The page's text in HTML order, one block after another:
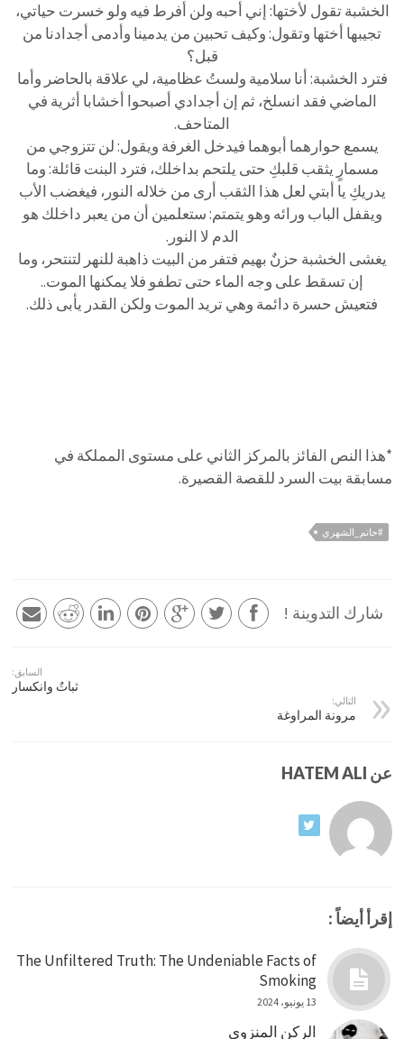
الخشبة تقول لأختها: إني أحبه ولن أفرط فيه ولو خسرت حياتي،
تجيبها أختها وتقول: وكيف تحبين من يدمينا وأدمى أجدادنا من
قبل؟
فترد الخشبة: أنا سلامية ولستُ عظامية، لي علاقة بالحاضر وأما
الماضي فقد انسلخ، ثم إن أجدادي أصبحوا أخشابا أثرية في
المتاحف.
يسمع حوارهما أبوهما فيدخل الغرفة ويقول: لن تتزوجي من
مسمارٍ يثقب قلبكِ حتى يلتحم بداخلك، فترد البنت قائلة: وما
يدريكِ يا أبتي لعل هذا الثقب أرى من خلاله النور، فيغضب الأب
ويقفل الباب ورائه وهو يتمتم: ستعلمين أن من يعبر داخلك هو
الدم لا النور.
يغشى الخشبة حزنٌ بهيم فتفر من البيت ذاهبة للنهر لتنتحر، وما
إن تسقط على وجه الماء حتى تطفو فلا يمكنها الموت..
فتعيش حسرة دائمة وهي تريد الموت ولكن القدر يأبى ذلك.
*هذا النص الفائز بالمركز الثاني على مستوى المملكة في
مسابقة بيت السرد للقصة القصيرة.
#حاتم_الشهري
شارك التدوينة !
السابق:
ثباتٌ وانكسار
التالي:
مرونة المراوغة
عن HATEM ALI
إقرأ أيضاً :
The Unfiltered Truth: The Undeniable Facts of
Smoking
13 يونيو، 2024
الركن المنزوي